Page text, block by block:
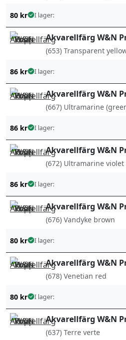
80 kr I lager:
Akvarellfärg W&N
(653) Transparent
86 kr I lager:
Akvarellfärg W&N
(667) Ultramarine
86 kr I lager:
Akvarellfärg W&N
(672) Ultramarine violet
86 kr I lager:
Akvarellfärg W&N
(676) Vandyke brown
80 kr I lager:
Akvarellfärg W&N
(678) Venetian red
80 kr I lager:
Akvarellfärg W&N
(637) Terre verte